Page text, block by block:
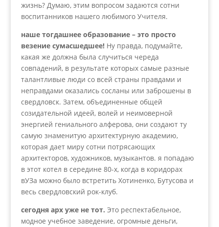
жизнь? Думаю, этим вопросом задаются сотни
воспитанников нашего любимого Учителя.
наше тогдашнее образование – это просто
везение сумасшедшее! Ну правда, подумайте,
какая же должна была случиться череда
совпадений, в результате которых самые разные
талантливые люди со всей страны правдами и
неправдами оказались сосланы или заброшены в
свердловск. Затем, объединенные общей
созидательной идеей, волей и неимоверной
энергией гениального алферова, они создают ту
самую знаменитую архитектурную академию,
которая дает миру сотни потрясающих
архитекторов, художников, музыкантов. я попадаю
в этот котел в середине 80-х, когда в коридорах
вУЗа можно было встретить Хотиненко, Бутусова и
весь свердловский рок-клуб.
сегодня арх уже не тот. Это респектабельное,
модное учебное заведение, огромные деньги,